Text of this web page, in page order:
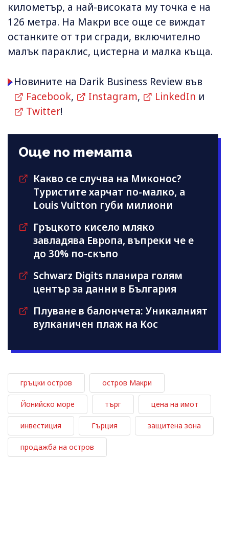
километър, а най-високата му точка е на
126 метра. На Макри все още се виждат
останките от три сгради, включително
малък параклис, цистерна и малка къща.
Новините на Darik Business Review във
Facebook, Instagram, LinkedIn и
Twitter!
Още по темата
Какво се случва на Миконос?
Туристите харчат по-малко, а
Louis Vuitton губи милиони
Гръцкото кисело мляко
завладява Европа, въпреки че е
до 30% по-скъпо
Schwarz Digits планира голям
център за данни в България
Плуване в балончета: Уникалният
вулканичен плаж на Кос
гръцки остров остров Макри
Йонийско море търг цена на имот
инвестиция Гърция защитена зона
продажба на остров